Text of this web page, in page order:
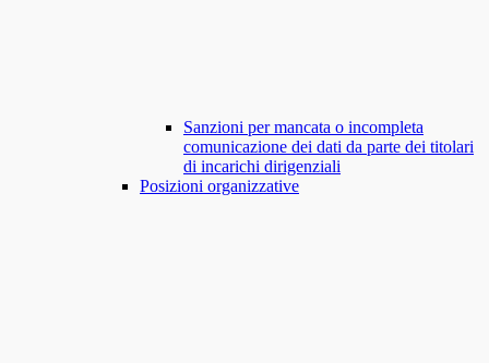
Sanzioni per mancata o incompleta
comunicazione dei dati da parte dei titolari
di incarichi dirigenziali
Posizioni organizzative